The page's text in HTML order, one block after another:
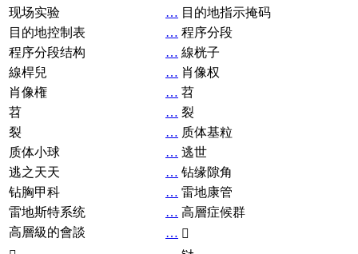
现场实验
… 目的地指示掩码
目的地控制表
… 程序分段
程序分段结构
… 線桄子
線桿兒
… 肖像权
肖像権
… 苕
苕
… 裂
裂
… 质体基粒
质体小球
… 逃世
逃之天天
… 钻缘隙角
钻胸甲科
… 雷地康管
雷地斯特系统
… 高層症候群
高層級的會談
… 𧘞